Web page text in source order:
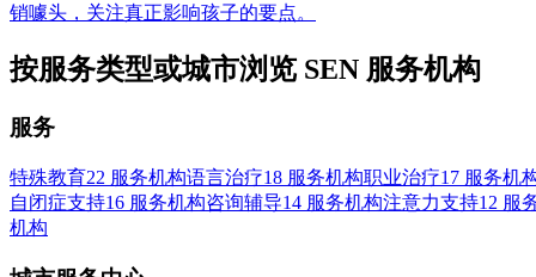
销噱头，关注真正影响孩子的要点。
按服务类型或城市浏览 SEN 服务机构
服务
特殊教育22 服务机构语言治疗18 服务机构职业治疗17 服务机
自闭症支持16 服务机构咨询辅导14 服务机构注意力支持12 服
机构